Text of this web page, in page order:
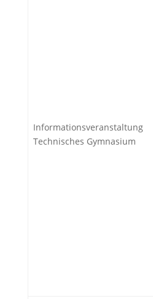
Informationsveranstaltung
Technisches Gymnasium